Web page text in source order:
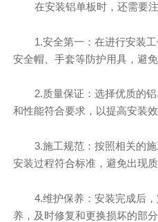
在安装铝单板时，还需要
1.安全第一：在进行安装
安全帽、手套等防护用具，避免
2.质量保证：选择优质的
和性能符合要求，以提高安装效
3.施工规范：按照相关的
安装过程符合标准，避免出现质
4.维护保养：安装完成后
养，及时修复和更换损坏的部